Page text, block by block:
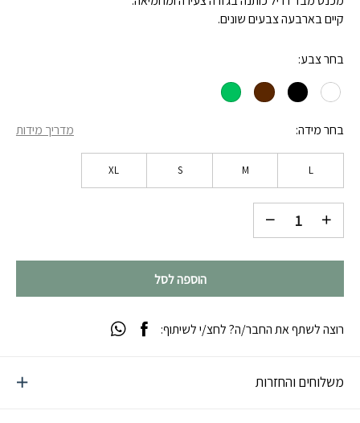
קיים בארבעה צבעים שונים.
בחר צבע
בחר מידה מדריך מידות
L
M
S
XL
הוספה לסל
משלוחים והחזרות
רוצה לשתף את החבר/ה? לחצ/י לשיתוף: